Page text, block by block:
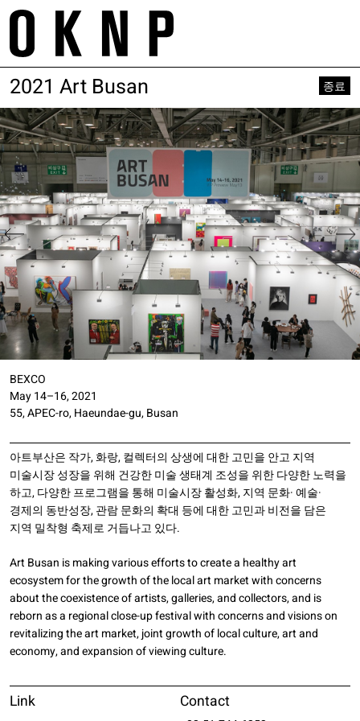
Skip
Project
Works
Service
E. project@oknp.kr
Space
Galleries
Exhibition
Artist
Academy
Publication
E. space@oknp.kr
Contact
2021 Art Busan 종료
BEXCO
May 14–16, 2021
55, APEC-ro, Haeundae-gu, Busan
아트부산은 작가, 화랑, 컬렉터의 상생에 대한 고민을 안고 지역
미술시장 성장을 위해 건강한 미술 생태계 조성을 위한 다양한 노력을
하고, 다양한 프로그램을 통해 미술시장 활성화, 지역 문화· 예술·
경제의 동반성장, 관람 문화의 확대 등에 대한 고민과 비전을 담은
지역 밀착형 축제로 거듭나고 있다.
Art Busan is making various efforts to create a healthy art
ecosystem for the growth of the local art market with concerns
about the coexistence of artists, galleries, and collectors, and is
reborn as a regional close-up festival with concerns and visions on
revitalizing the art market, joint growth of local culture, art and
economy, and expansion of viewing culture.
Link Contact